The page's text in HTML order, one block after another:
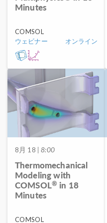
Minutes
COMSOL
ウェビナー
オンライン
8月 18 | 8:00
Thermomechanical
Modeling with
COMSOL® in 18
Minutes
COMSOL